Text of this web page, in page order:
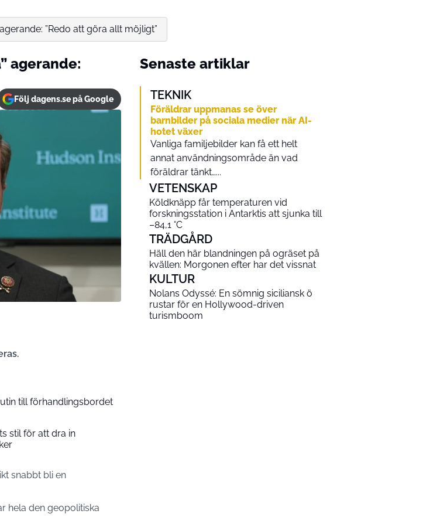
”Redo att göra allt möjligt”
agerande:
Följ dagens.se på Google
till förhandlingsbordet
stil för att dra in
snabbt bli en
hela den geopolitiska
Senaste artiklar
TEKNIK
Föräldrar uppmanas se över
barnbilder på sociala medier när AI-
hotet växer
Vanliga familjebilder kan få ett helt
annat användningsområde än vad
föräldrar tänkt…...
VETENSKAP
Köldknäpp får temperaturen vid
forskningsstation i Antarktis att sjunka till
–84,1 °C
TRÄDGÅRD
Häll den här blandningen på ogräset på
kvällen: Morgonen efter har det vissnat
KULTUR
Nolans Odyssé: En sömnig siciliansk ö
rustar för en Hollywood-driven
turismboom